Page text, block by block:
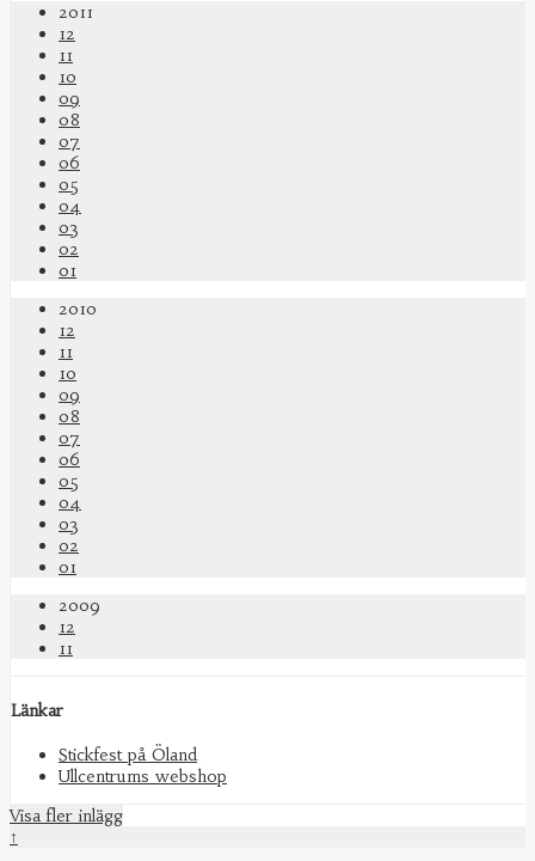
2011
12
11
10
09
08
07
06
05
04
03
02
01
2010
12
11
10
09
08
07
06
05
04
03
02
01
2009
12
11
Länkar
Stickfest på Öland
Ullcentrums webshop
Visa fler inlägg
↑